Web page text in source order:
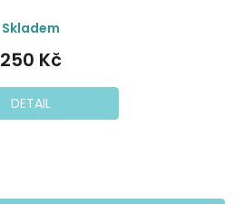
hodnocení
produktu
je
5,0
z
5
Skladem
250 Kč
DETAIL